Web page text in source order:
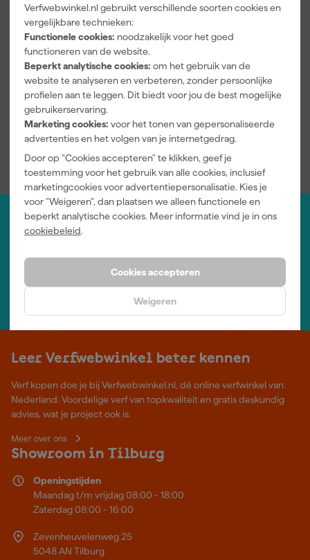
Verfwebwinkel.nl gebruikt verschillende soorten cookies en
vergelijkbare technieken:
Functionele cookies: noodzakelijk voor het goed
functioneren van de website.
Beperkt analytische cookies: om het gebruik van de
website te analyseren en verbeteren, zonder persoonlijke
profielen aan te leggen. Dit biedt voor jou de best mogelijke
gebruikerservaring.
Marketing cookies: voor het tonen van gepersonaliseerde
advertenties en het volgen van je internetgedrag.
Door op "Cookies accepteren" te klikken, geef je
toestemming voor het gebruik van alle cookies, inclusief
marketingcookies voor advertentiepersonalisatie. Kies je
voor "Weigeren", dan plaatsen we alleen functionele en
beperkt analytische cookies. Meer informatie vind je in ons
cookiebeleid.
Cookies accepteren
Weigeren
Kleurdekking
Bekijk alle kenmerken
Documenten
Veiligheidsblad
Jouw account
Inschrijven wekelijkse nieuwsbrief
Wij helpen je graag
Neem contact op met één van onze specialisten.
Leer Verfwebwinkel beter kennen
Verf kopen doe je bij Verfwebwinkel.nl, dé online verfwinkel van
Nederland. Voordelige verf van topkwaliteit en gratis deskundig
advies, wat je project ook is.
Meer over ons
Showroom in Tilburg
Openingstijden
Maandag t/m vrijdag 08:00 - 18:00
Zaterdag 08:00 - 16:00
Zevenheuvelenweg 25
5048 AN Tilburg